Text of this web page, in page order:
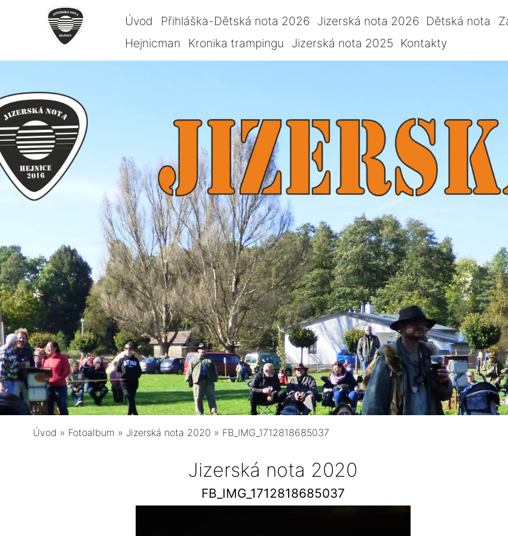
Úvod Přihláška-Dětská nota 2026 Jizerská nota 2026 Dětská nota
Hejnicman
Kronika trampingu Jizerská nota 2025 Kontakty
Úvod » Fotoalbum » Jizerská nota 2020 » FB_IMG_1712818685037
Jizerská nota 2020
FB_IMG_1712818685037